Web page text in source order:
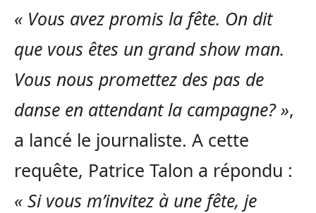
« Vous avez promis la fête. On dit
que vous êtes un grand show man.
Vous nous promettez des pas de
danse en attendant la campagne? »,
a lancé le journaliste. A cette
requête, Patrice Talon a répondu :
« Si vous m’invitez à une fête, je